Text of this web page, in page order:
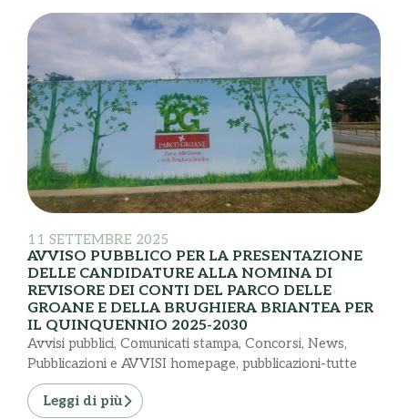
11 SETTEMBRE 2025
AVVISO PUBBLICO PER LA PRESENTAZIONE
DELLE CANDIDATURE ALLA NOMINA DI
REVISORE DEI CONTI DEL PARCO DELLE
GROANE E DELLA BRUGHIERA BRIANTEA PER
IL QUINQUENNIO 2025-2030
Avvisi pubblici, Comunicati stampa, Concorsi, News,
Pubblicazioni e AVVISI homepage, pubblicazioni-tutte
Leggi di più